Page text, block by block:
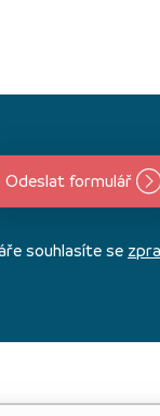
Odeslat formulář
souhlasíte se